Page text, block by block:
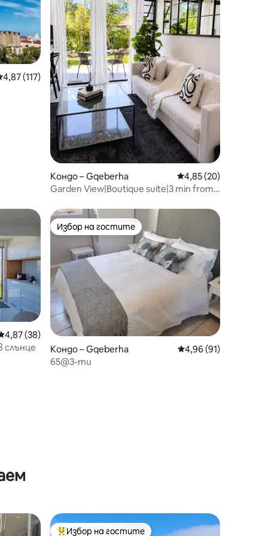
оценка: 4,87 от 5, 117 отзива
4,87 (117)
Кондо – Gqeberha Средна оценка:
4,85 (20)
Garden View|Boutique suite|3 min from
оценка: 4,87 от 5, 38 отзива
4,87 (38)
слънце
Избор на гостите
Избор на гостите
Кондо – Gqeberha Средна оценка:
4,96 (91)
65@3-ти
Избор на гостите